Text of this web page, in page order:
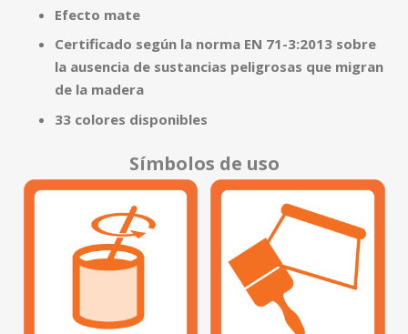
Efecto mate
Certificado según la norma EN 71-3:2013 sobre
la ausencia de sustancias peligrosas que migran
de la madera
33 colores disponibles
Símbolos de uso